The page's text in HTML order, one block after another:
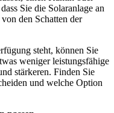
Sie die Solaranlage an
den Schatten der
steht, können Sie
weniger leistungsfähige
stärkeren. Finden Sie
und welche Option